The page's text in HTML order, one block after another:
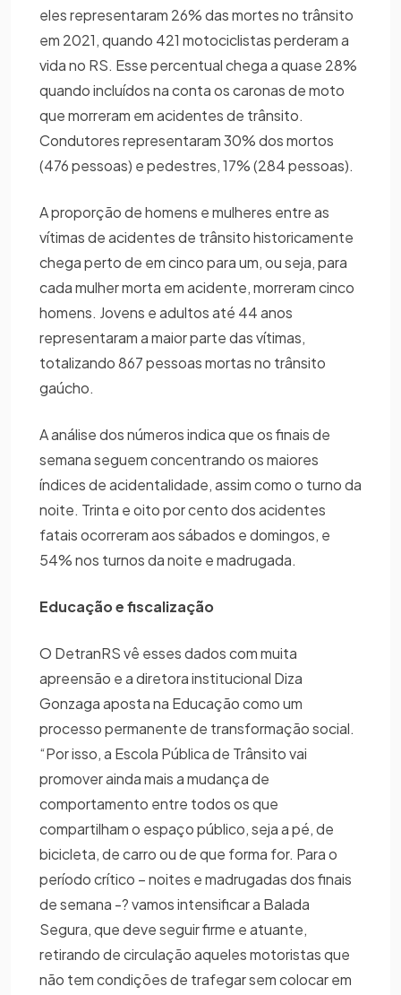
eles representaram 26% das mortes no trânsito
em 2021, quando 421 motociclistas perderam a
vida no RS. Esse percentual chega a quase 28%
quando incluídos na conta os caronas de moto
que morreram em acidentes de trânsito.
Condutores representaram 30% dos mortos
(476 pessoas) e pedestres, 17% (284 pessoas).
A proporção de homens e mulheres entre as
vítimas de acidentes de trânsito historicamente
chega perto de em cinco para um, ou seja, para
cada mulher morta em acidente, morreram cinco
homens. Jovens e adultos até 44 anos
representaram a maior parte das vítimas,
totalizando 867 pessoas mortas no trânsito
gaúcho.
A análise dos números indica que os finais de
semana seguem concentrando os maiores
índices de acidentalidade, assim como o turno da
noite. Trinta e oito por cento dos acidentes
fatais ocorreram aos sábados e domingos, e
54% nos turnos da noite e madrugada.
Educação e fiscalização
O DetranRS vê esses dados com muita
apreensão e a diretora institucional Diza
Gonzaga aposta na Educação como um
processo permanente de transformação social.
“Por isso, a Escola Pública de Trânsito vai
promover ainda mais a mudança de
comportamento entre todos os que
compartilham o espaço público, seja a pé, de
bicicleta, de carro ou de que forma for. Para o
período crítico – noites e madrugadas dos finais
de semana -? vamos intensificar a Balada
Segura, que deve seguir firme e atuante,
retirando de circulação aqueles motoristas que
não tem condições de trafegar sem colocar em